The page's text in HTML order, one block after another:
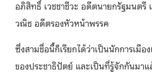
อภิสิทธิ์ เวชชาชีวะ อดีตนายกรัฐมนตรี
วณิช อดีตรองหัวหน้าพรรค
ซึ่งสามชื่อนี้ก็เรียกได้ว่าเป็นนักการเมือ
ของประชาธิปัตย์ และเป็นที่รู้จักกันมา